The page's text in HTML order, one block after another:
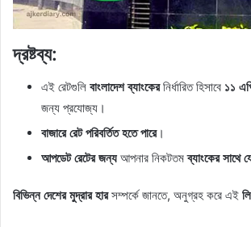
দ্রষ্টব্য:
এই রেটগুলি বাংলাদেশ ব্যাংকেরনির্ধারিত হিসাবে ১১
জন্য প্রযোজ্য।
বাজারে রেট পরিবর্তিত হতে পারে।
আপডেট রেটের জন্যআপনার নিকটতমব্যাংকের সাথে
বিভিন্ন দেশের মুদ্রার হারসম্পর্কে জানতে, অনুগ্রহ করে এই